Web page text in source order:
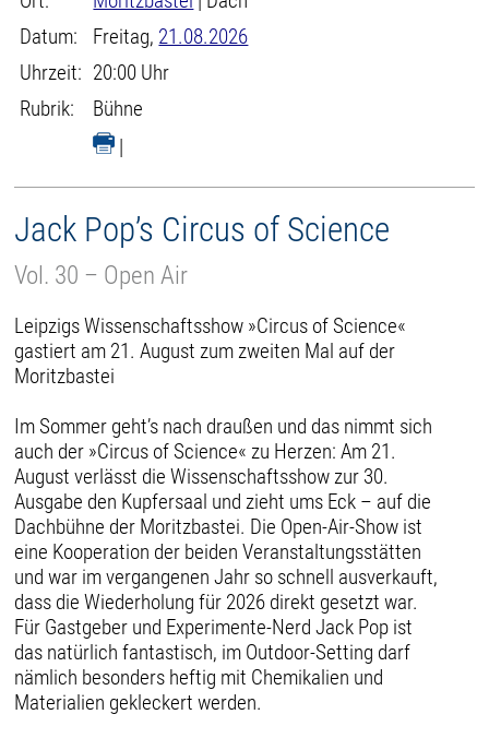
Datum:
Freitag, 21.08.2026
Uhrzeit: 20:00 Uhr
Rubrik:
Bühne
|
Jack Pop’s Circus of Science
Vol. 30 – Open Air
Leipzigs Wissenschaftsshow »Circus of Science«
gastiert am 21. August zum zweiten Mal auf der
Moritzbastei
Im Sommer geht’s nach draußen und das nimmt sich
auch der »Circus of Science« zu Herzen: Am 21.
August verlässt die Wissenschaftsshow zur 30.
Ausgabe den Kupfersaal und zieht ums Eck – auf die
Dachbühne der Moritzbastei. Die Open-Air-Show ist
eine Kooperation der beiden Veranstaltungsstätten
und war im vergangenen Jahr so schnell ausverkauft,
dass die Wiederholung für 2026 direkt gesetzt war.
Für Gastgeber und Experimente-Nerd Jack Pop ist
das natürlich fantastisch, im Outdoor-Setting darf
nämlich besonders heftig mit Chemikalien und
Materialien gekleckert werden.